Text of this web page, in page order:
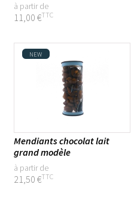
à partir de
11,00 €TTC
NEW
Mendiants chocolat lait
grand modèle
à partir de
21,50 €TTC